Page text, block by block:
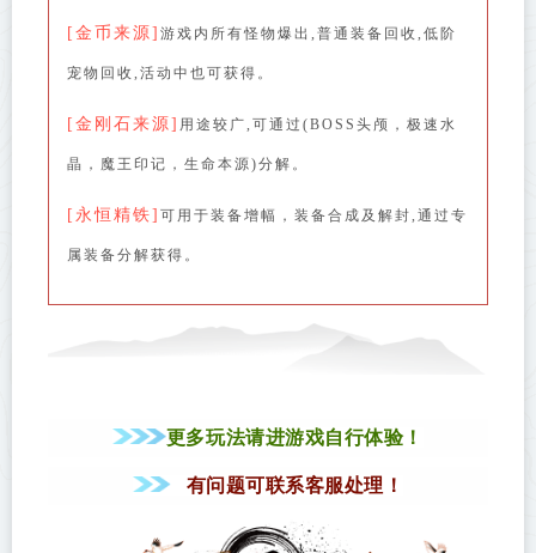
[金币来源] 游戏内所有怪物爆出,普通装备回收,低阶
宠物回收,活动中也可获得。
[金刚石来源] 用途较广,可通过(BOSS头颅，极速水
晶，魔王印记，生命本源)分解。
[永恒精铁] 可用于装备增幅，装备合成及解封,通过专
属装备分解获得。
更多玩法请进游戏自行体验！
有问题可联系客服处理！